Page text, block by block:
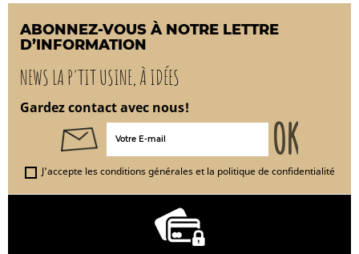
ABONNEZ-VOUS À NOTRE LETTRE
D’INFORMATION
NEWS LA P'TIT USINE, À IDÉES
Gardez contact avec nous!
J'accepte les conditions générales et la politique de confidentialité